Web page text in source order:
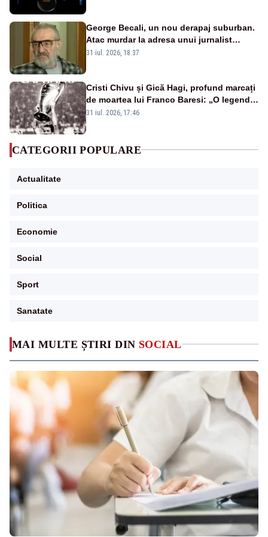
MAI MULTE ȘTIRI DIN SOCIAL
George Becali, un nou derapaj suburban.
Atac murdar la adresa unui jurnalist
sportiv – AUDIO
31 iul. 2026, 18:37
Cristi Chivu și Gică Hagi, profund marcați
de moartea lui Franco Baresi: „O legendă
a fotbalului mondial”
31 iul. 2026, 17:46
CATEGORII POPULARE
Actualitate
Politica
Economie
Social
Sport
Sanatate